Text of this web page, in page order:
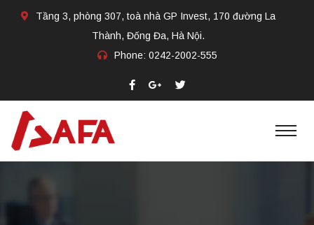
Tầng 3, phòng 307, toà nhà GP Invest, 170 đường La
Thành, Đống Đa, Hà Nội.
Phone: 0242-2002-555​